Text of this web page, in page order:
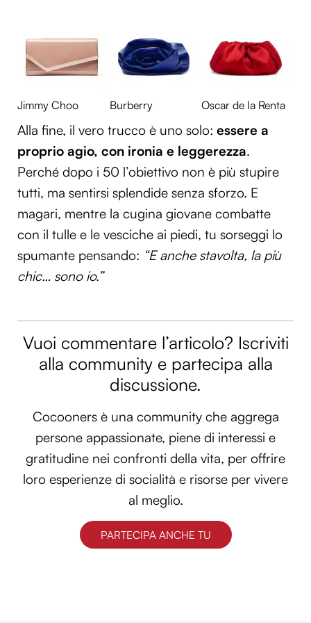
Jimmy Choo Burberry Oscar de la Renta
Alla fine, il vero trucco è uno solo: essere a
proprio agio, con ironia e leggerezza.
Perché dopo i 50 l’obiettivo non è più stupire
tutti, ma sentirsi splendide senza sforzo. E
magari, mentre la cugina giovane combatte
con il tulle e le vesciche ai piedi, tu sorseggi lo
spumante pensando: “E anche stavolta, la più
chic… sono io.”
Vuoi commentare l’articolo? Iscriviti
alla community e partecipa alla
discussione.
Cocooners è una community che aggrega
persone appassionate, piene di interessi e
gratitudine nei confronti della vita, per offrire
loro esperienze di socialità e risorse per vivere
al meglio.
PARTECIPA ANCHE TU